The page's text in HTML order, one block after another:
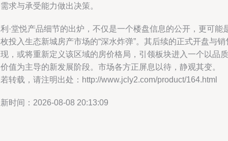
求与承受能力做出决策。
·堂悦产品细节的出炉，不仅是一个楼盘信息的公开，更可能
投入生态新城房产市场的“深水炸弹”。其后续的正式开盘与销
，或将重新定义该区域的房价格局，引领板块进入一个以品质
值为主导的新发展阶段。市场各方正屏息以待，静观其变。
转载，请注明出处：http://www.jcly2.com/product/164.html
时间：2026-08-08 20:13:09